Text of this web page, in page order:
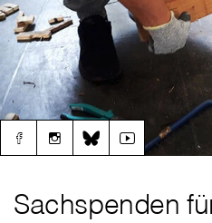
Sachspenden